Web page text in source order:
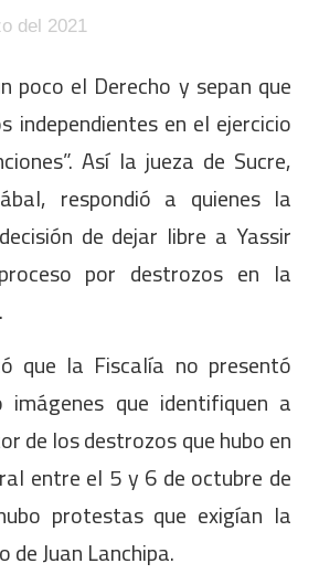
del 2021
poco el Derecho y sepan que
independientes en el ejercicio
Así la jueza de Sucre,
respondió a quienes la
de dejar libre a Yassir
por destrozos en la
que la Fiscalía no presentó
imágenes que identifiquen a
de los destrozos que hubo en
entre el 5 y 6 de octubre de
protestas que exigían la
de Juan Lanchipa.